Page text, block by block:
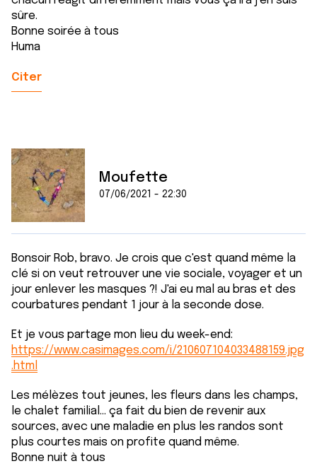
sûre.
Bonne soirée à tous
Huma
Citer
Moufette
07/06/2021 - 22:30
Bonsoir Rob, bravo. Je crois que c'est quand même la
clé si on veut retrouver une vie sociale, voyager et un
jour enlever les masques ?! J'ai eu mal au bras et des
courbatures pendant 1 jour à la seconde dose.
Et je vous partage mon lieu du week-end:
https://www.casimages.com/i/210607104033488159.jpg
.html
Les mélèzes tout jeunes, les fleurs dans les champs,
le chalet familial... ça fait du bien de revenir aux
sources, avec une maladie en plus les randos sont
plus courtes mais on profite quand même.
Bonne nuit à tous